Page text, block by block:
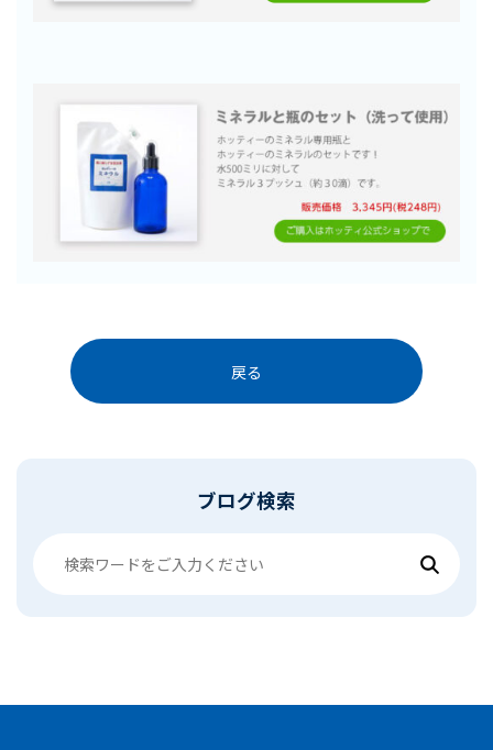
戻る
ブログ検索